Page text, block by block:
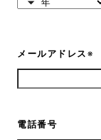
メールアドレス※
電話番号